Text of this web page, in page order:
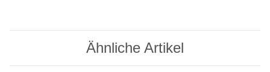
Ähnliche Artikel